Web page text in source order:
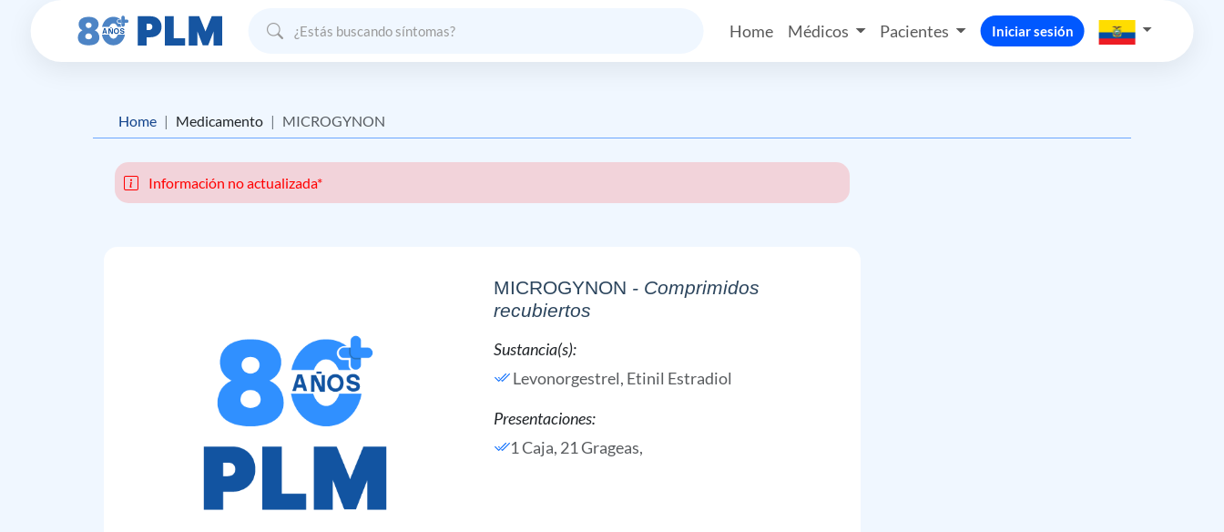
Home Médicos Pacientes Iniciar sesión
Home Medicamento MICROGYNON
Información no actualizada*
MICROGYNON - Comprimidos
recubiertos
Sustancia(s):
Levonorgestrel, Etinil Estradiol
Presentaciones:
1 Caja, 21 Grageas,